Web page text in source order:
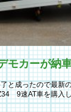
と成ったので最新
9速AT車を購入